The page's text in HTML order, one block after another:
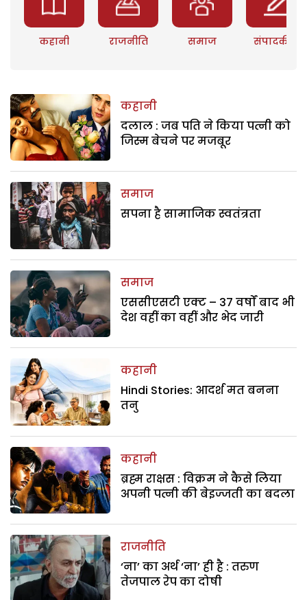
कहानी राजनीति समाज संपादकीय
कहानी
दलाल : जब पति ने किया पत्नी को
जिस्म बेचने पर मजबूर
समाज
सपना है सामाजिक स्वतंत्रता
समाज
एससीएसटी एक्ट – 37 वर्षों बाद भी
देश वहीं का वहीं और भेद जारी
कहानी
Hindi Stories: आदर्श मत बनना
तनु
कहानी
ब्रह्म राक्षस : विक्रम ने कैसे लिया
अपनी पत्नी की बेइज्जती का बदला
राजनीति
‘ना’ का अर्थ ‘ना’ ही है : तरुण
तेजपाल रेप का दोषी